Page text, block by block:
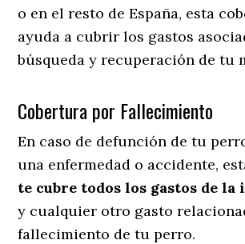
o en el resto de España, esta
ayuda a cubrir los gastos
búsqueda y recuperación de tu
Cobertura por Fallecimiento
En caso de defunción de tu
una enfermedad o accidente,
te cubre todos los gastos de
y cualquier otro gasto
fallecimiento de tu perro.